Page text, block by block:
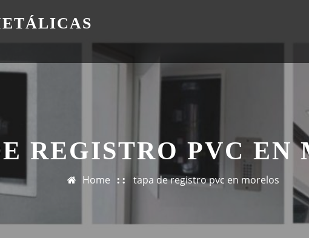
REGISTRO PVC EN
Home tapa de registro pvc en morelos